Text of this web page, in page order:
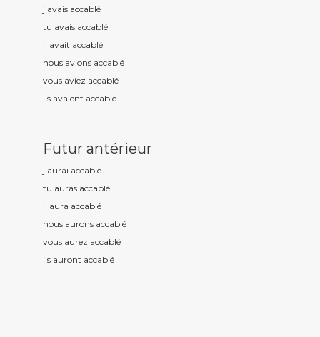
j'avais accablé
tu avais accablé
il avait accablé
nous avions accablé
vous aviez accablé
ils avaient accablé
Futur antérieur
j'aurai accablé
tu auras accablé
il aura accablé
nous aurons accablé
vous aurez accablé
ils auront accablé